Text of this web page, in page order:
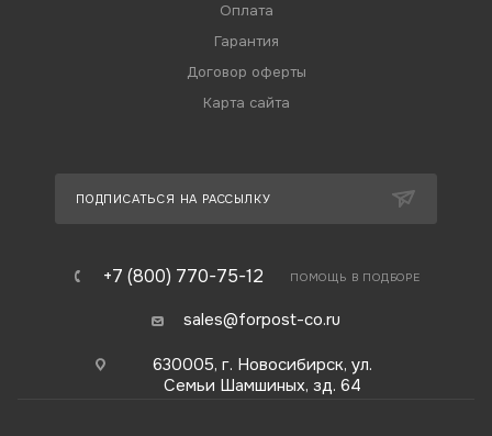
Оплата
Гарантия
Договор оферты
Карта сайта
ПОДПИСАТЬСЯ НА РАССЫЛКУ
+7 (800) 770-75-12 ПОМОЩЬ В ПОДБОРЕ
sales@forpost-co.ru
630005, г. Новосибирск, ул.
Семьи Шамшиных, зд. 64